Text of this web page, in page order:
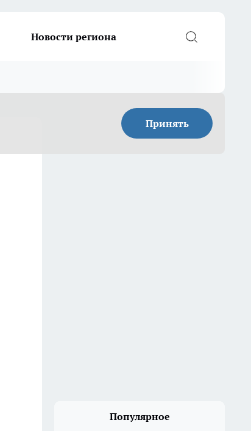
Новости региона
Принять
Популярное